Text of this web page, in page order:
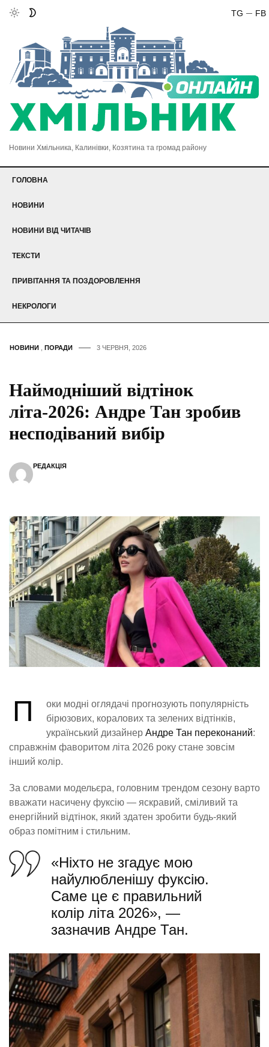
FB
TG
Новини Хмільника, Калинівки, Козятина та громад району
ГОЛОВНА
НОВИНИ
НОВИНИ ВІД ЧИТАЧІВ
ТЕКСТИ
ПРИВІТАННЯ ТА ПОЗДОРОВЛЕННЯ
НЕКРОЛОГИ
НОВИНИ ПОРАДИ 3 ЧЕРВНЯ, 2026
Наймодніший відтінок
літа-2026: Андре Тан зробив
несподіваний вибір
РЕДАКЦІЯ
П
оки модні оглядачі прогнозують популярність
бірюзових, коралових та зелених відтінків,
український дизайнер Андре Тан переконаний:
справжнім фаворитом літа 2026 року стане зовсім
інший колір.
За словами модельєра, головним трендом сезону варто
вважати насичену фуксію — яскравий, сміливий та
енергійний відтінок, який здатен зробити будь-який
образ помітним і стильним.
«Ніхто не згадує мою
найулюбленішу фуксію.
Саме це є правильний
колір літа 2026», —
зазначив Андре Тан.